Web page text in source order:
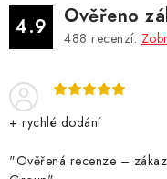
4.9 Ověřeno
488 recenzí.
+ rychlé dodání
"Ověřená recenze –